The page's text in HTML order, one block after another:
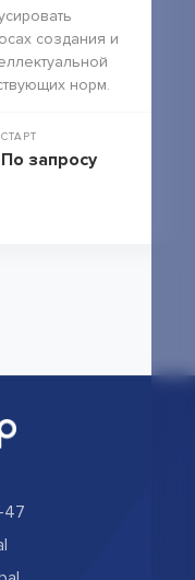
создания и
норм.
СТАРТ
По запросу